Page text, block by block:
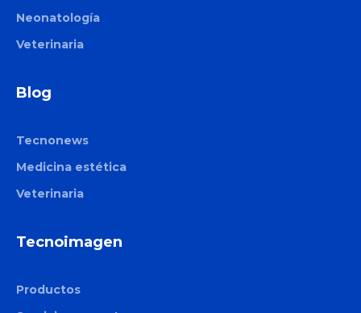
Onda Pro
Allurion
Liposound
Apolex Tite
Neonatología
Veterinaria
Blog
Tecnonews
Medicina estética
Veterinaria
Tecnoimagen
Productos